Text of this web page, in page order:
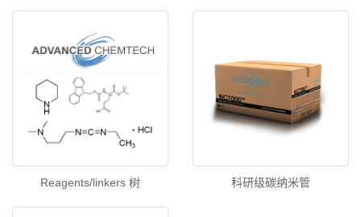
Reagents/linkers 树 科研级碳纳米管